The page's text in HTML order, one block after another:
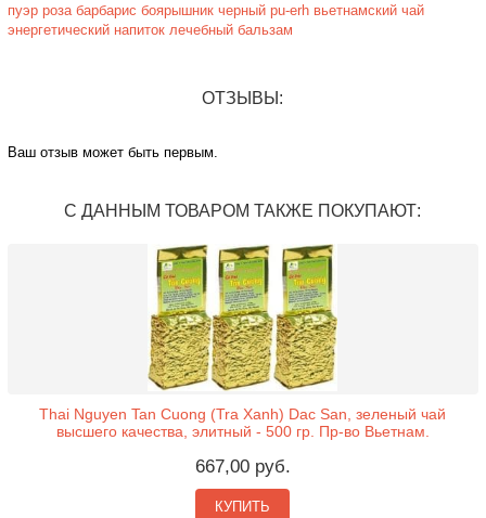
пуэр роза барбарис боярышник черный pu-erh вьетнамский чай
энергетический напиток лечебный бальзам
ОТЗЫВЫ:
Ваш отзыв может быть первым.
С ДАННЫМ ТОВАРОМ ТАКЖЕ ПОКУПАЮТ:
Thai Nguyen Tan Cuong (Tra Xanh) Dac San, зеленый чай
высшего качества, элитный - 500 гр. Пр-во Вьетнам.
667,00 руб.
КУПИТЬ